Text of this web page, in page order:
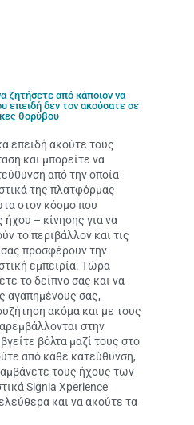
ζητήσετε από κάποιον να
επειδή δεν τον ακούσατε σε
θορύβου
επειδή ακούτε τους
και μπορείτε να
από την οποία
της πλατφόρμας
στον κόσμο που
– κίνησης για να
το περιβάλλον και τις
προσφέρουν την
εμπειρία. Τώρα
το δείπνο σας και να
αγαπημένους σας,
ακόμα και με τους
στην
βόλτα μαζί τους στο
από κάθε κατεύθυνση,
τους ήχους των
Signia Xperience
και να ακούτε τα